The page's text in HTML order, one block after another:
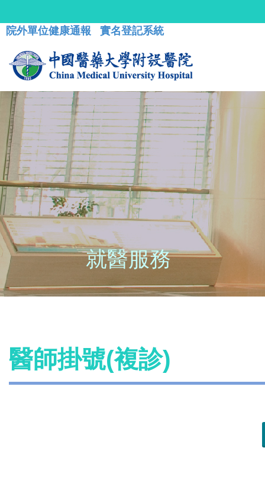
院外單位健康通報 實名登記系統
就醫服務
醫師掛號(複診)